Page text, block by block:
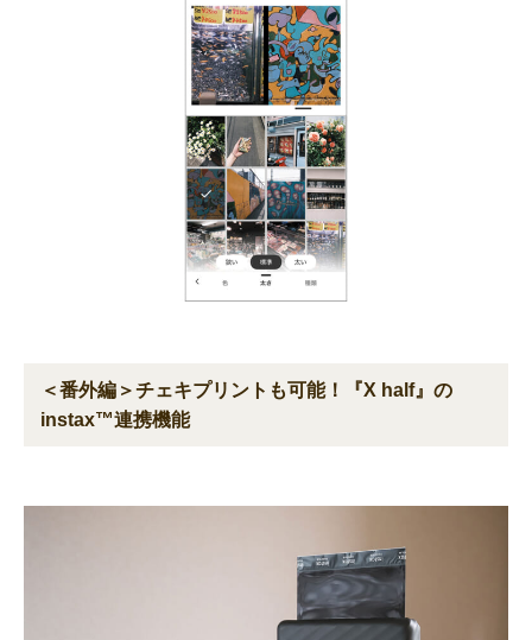
＜番外編＞チェキプリントも可能！『X half』の
instax™連携機能